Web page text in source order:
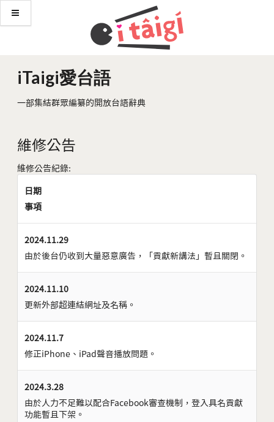
iTaigi愛台語
一部集結群眾編纂的開放台語辭典
維修公告
維修公告紀錄:
日期
事項
2024.11.29
由於後台仍收到大量惡意廣告，「貢獻新講法」暫且關閉。
2024.11.10
更新外部超連結網址及名稱。
2024.11.7
修正iPhone、iPad聲音播放問題。
2024.3.28
由於人力不足難以配合Facebook審查機制，登入具名貢獻
功能暫且下架。